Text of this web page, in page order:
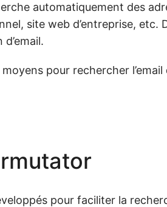
automatiquement des
site web d’entreprise, etc.
pour rechercher l’email
pour faciliter la